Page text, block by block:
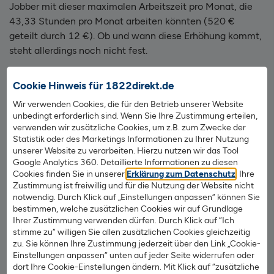
Cookie Hinweis für 1822direkt.de
Wir verwenden Cookies, die für den Betrieb unserer Website
unbedingt erforderlich sind. Wenn Sie Ihre Zustimmung erteilen,
verwenden wir zusätzliche Cookies, um z.B. zum Zwecke der
Statistik oder des Marketings Informationen zu Ihrer Nutzung
unserer Website zu verarbeiten. Hierzu nutzen wir das Tool
Google Analytics 360. Detaillierte Informationen zu diesen
Cookies finden Sie in unserer Erklärung zum Datenschutz . Ihre
Zustimmung ist freiwillig und für die Nutzung der Website nicht
notwendig. Durch Klick auf „Einstellungen anpassen“ können Sie
bestimmen, welche zusätzlichen Cookies wir auf Grundlage
Ihrer Zustimmung verwenden dürfen. Durch Klick auf “Ich
stimme zu“ willigen Sie allen zusätzlichen Cookies gleichzeitig
zu. Sie können Ihre Zustimmung jederzeit über den Link „Cookie-
Einstellungen anpassen“ unten auf jeder Seite widerrufen oder
dort Ihre Cookie-Einstellungen ändern. Mit Klick auf “zusätzliche
Jobber mit dieser maximalen Arbeitszeit pro Monat, die
43,33 Stunden pro Monat arbeiten könnten (520 €
geteilt durch 12 €). Ob und wann diese Erhöhung kommt,
steht allerdings noch nicht fest.
Mehr steuerfreier Sachbezug – zum
Beispiel beliebte Tankgutscheine
Ab 1.1.2022 können großzügige Arbeitgeber ihre
Mitarbeiter mit größeren steuerfreien Sachbezügen etwas
Gutes tun. Besonders beliebt sind die Tankgutscheine.
Solche Sachbezüge können Sie Arbeitgeber Ihren
Mitarbeitern gewähren – als Extra zusätzlich zum Lohn.
Der Vorteil: Dieser Sachbezug ist steuerfrei – kommt also
brutto wie netto beim Mitarbeiter an! Allerdings dürfen
diese Sachzuwendungen die Grenze von bisher 44 € pro
Monat nicht überschreiten. Ab 1.1.2022 steigt die Grenze